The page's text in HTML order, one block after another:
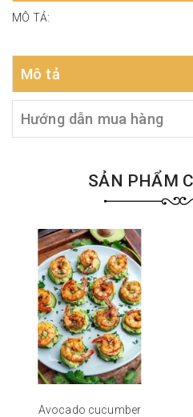
MÔ TẢ:
Mô tả
Hướng dẫn mua hàng
SẢN PHẨM
Avocado cucumber